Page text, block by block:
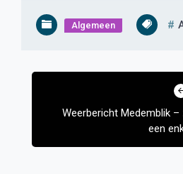
Algemeen
Bericht
Weerbericht Medemblik
een